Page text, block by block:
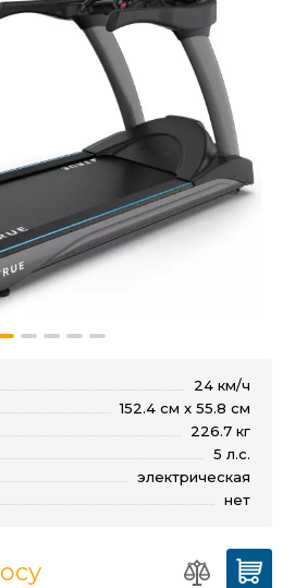
24 км/ч
152.4 см x 55.8 см
226.7 кг
5 л.с.
электрическая
нет